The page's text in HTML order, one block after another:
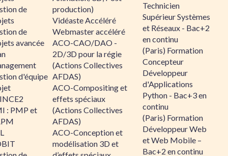
de
de
avancée
d'équipe
: PMP et
production)
Vidéaste Accéléré
Webmaster accéléré
ACO-CAO/DAO -
2D/3D pour la régie
(Actions Collectives
AFDAS)
ACO-Compositing et
effets spéciaux
(Actions Collectives
AFDAS)
ACO-Conception et
modélisation 3D et
Technicien
Supérieur Systèmes
et Réseaux - Bac+2
en continu
(Paris) Formation
Concepteur
Développeur
d'Applications
Python - Bac+3 en
continu
(Paris) Formation
Développeur Web
et Web Mobile –
Bac+2 en continu